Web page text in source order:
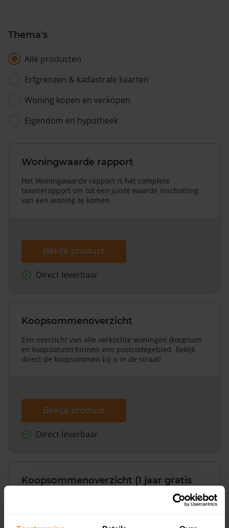
Thema's
Alle producten
Erfgrenzen & kadastrale kaarten
Woning kopen en verkopen
Eigendom en hypotheek
Woningwaarde rapport
Het Woningwaarde rapport is hét complete
taxatierapport om tot een juiste waarde inschatting
van een woning te komen.
Bekijk product
Direct leverbaar
Koopsommenoverzicht
Een overzicht van alle verkochte woningen (koopsom
en koopdatum) binnen een postcodegebied. Bekijk
direct de koopsommen bij u in de straat!
Bekijk product
Direct leverbaar
Koopsommenoverzicht (1 jaar gratis